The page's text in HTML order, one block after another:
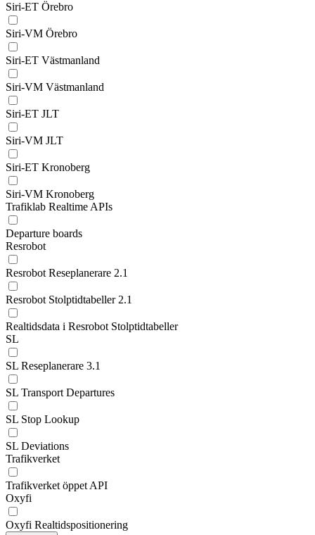
Siri-ET Örebro
Siri-VM Örebro
Siri-ET Västmanland
Siri-VM Västmanland
Siri-ET JLT
Siri-VM JLT
Siri-ET Kronoberg
Siri-VM Kronoberg
Trafiklab Realtime APIs
Departure boards
Resrobot
Resrobot Reseplanerare 2.1
Resrobot Stolptidtabeller 2.1
Realtidsdata i Resrobot Stolptidtabeller
SL
SL Reseplanerare 3.1
SL Transport Departures
SL Stop Lookup
SL Deviations
Trafikverket
Trafikverket öppet API
Oxyfi
Oxyfi Realtidspositionering